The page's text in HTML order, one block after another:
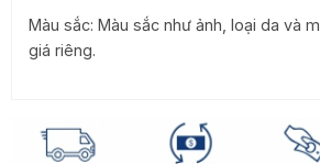
Màu sắc: Màu sắc như ảnh, loại da và
giá riêng.